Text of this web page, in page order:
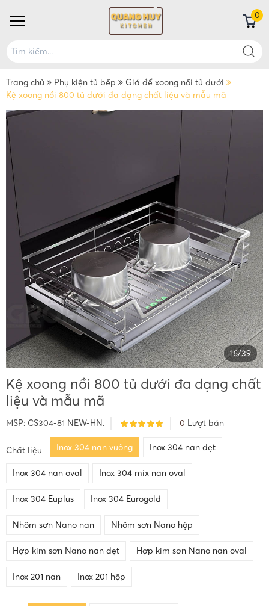
0
Trang chủ Phụ kiện tủ bếp
Giá để xoong nồi tủ dưới
Kệ xoong nồi 800 tủ dưới đa dạng chất liệu và mẫu mã
16/39
Kệ xoong nồi 800 tủ dưới đa dạng chất
liệu và mẫu mã
MSP: CS304-81 NEW-HN. 0 Lượt bán
Chất liệu Inox 304 nan vuông Inox 304 nan dẹt
Inox 304 nan oval Inox 304 mix nan oval
Inox 304 Euplus Inox 304 Eurogold
Nhôm sơn Nano nan Nhôm sơn Nano hộp
Hợp kim sơn Nano nan dẹt Hợp kim sơn Nano nan oval
Inox 201 nan Inox 201 hộp